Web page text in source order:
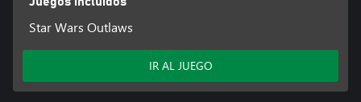
Star Wars Outlaws
IR AL JUEGO